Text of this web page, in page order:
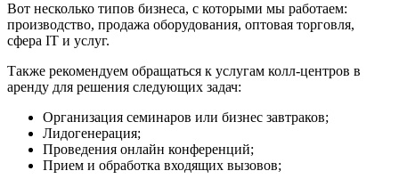
Вот несколько типов бизнеса, с которыми мы работаем:
производство, продажа оборудования, оптовая торговля,
сфера IT и услуг.
Также рекомендуем обращаться к услугам колл-центров в
аренду для решения следующих задач:
Организация семинаров или бизнес завтраков;
Лидогенерация;
Проведения онлайн конференций;
Прием и обработка входящих вызовов;